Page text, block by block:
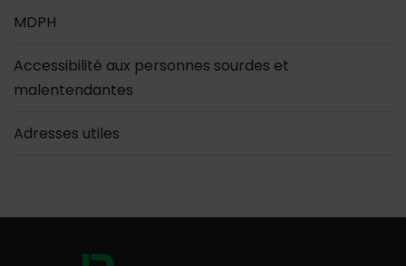
MDPH
Accessibilité aux personnes sourdes et
malentendantes
Adresses utiles